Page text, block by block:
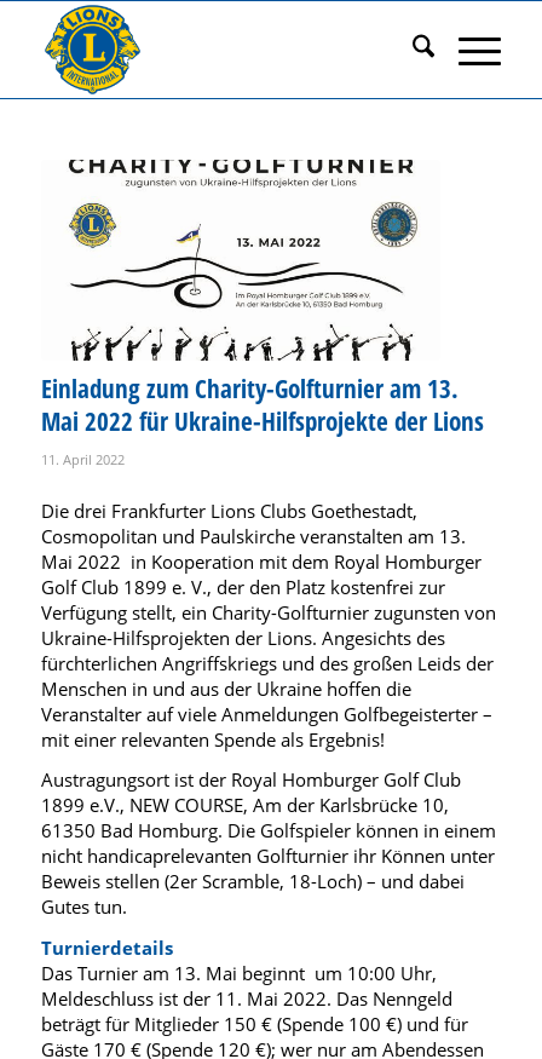
Einladung zum Charity-Golfturnier am 13.
Mai 2022 für Ukraine-Hilfsprojekte der Lions
11. April 2022
Die drei Frankfurter Lions Clubs Goethestadt,
Cosmopolitan und Paulskirche veranstalten am 13.
Mai 2022 in Kooperation mit dem Royal Homburger
Golf Club 1899 e. V., der den Platz kostenfrei zur
Verfügung stellt, ein Charity-Golfturnier zugunsten von
Ukraine-Hilfsprojekten der Lions. Angesichts des
fürchterlichen Angriffskriegs und des großen Leids der
Menschen in und aus der Ukraine hoffen die
Veranstalter auf viele Anmeldungen Golfbegeisterter –
mit einer relevanten Spende als Ergebnis!
Austragungsort ist der Royal Homburger Golf Club
1899 e.V., NEW COURSE, Am der Karlsbrücke 10,
61350 Bad Homburg. Die Golfspieler können in einem
nicht handicaprelevanten Golfturnier ihr Können unter
Beweis stellen (2er Scramble, 18-Loch) – und dabei
Gutes tun.
Turnierdetails
Das Turnier am 13. Mai beginnt um 10:00 Uhr,
Meldeschluss ist der 11. Mai 2022. Das Nenngeld
beträgt für Mitglieder 150 € (Spende 100 €) und für
Gäste 170 € (Spende 120 €); wer nur am Abendessen